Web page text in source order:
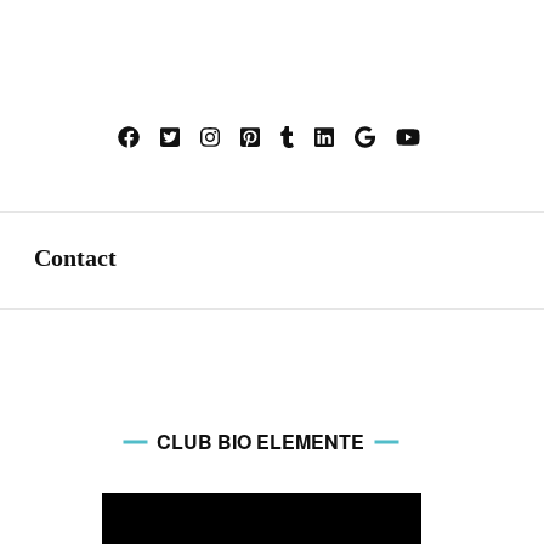
Contact
CLUB BIO ELEMENTE